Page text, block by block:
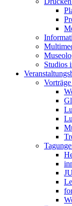
Studios